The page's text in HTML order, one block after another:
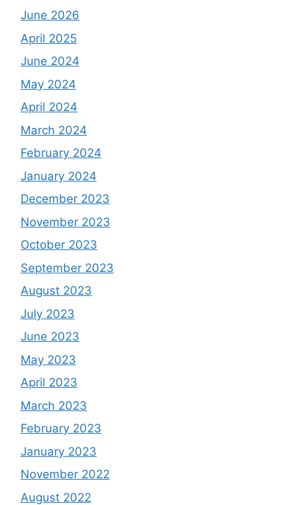
June 2026
April 2025
June 2024
May 2024
April 2024
March 2024
February 2024
January 2024
December 2023
November 2023
October 2023
September 2023
August 2023
July 2023
June 2023
May 2023
April 2023
March 2023
February 2023
January 2023
November 2022
August 2022